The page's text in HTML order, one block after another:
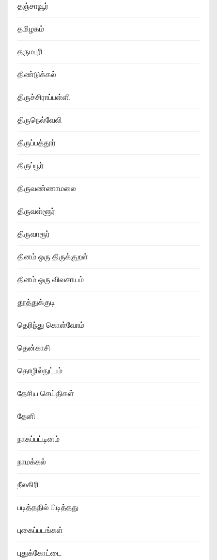
தஞ்சாவூர்
தமிழகம்
தருமபுரி
திண்டுக்கல்
திருச்சிராப்பள்ளி
திருநெல்வேலி
திருப்பத்தூர்
திருப்பூர்
திருவண்ணாமலை
திருவள்ளூர்
திருவாரூர்
தினம் ஒரு திருக்குறள்
தினம் ஒரு விவசாயம்
தூத்துக்குடி
தெரிந்து கொள்வோம்
தென்காசி
தொழில்நுட்பம்
தேசிய செய்திகள்
தேனி
நாகப்பட்டினம்
நாமக்கல்
நீலகிரி
படித்ததில் பிடித்தது
புகைப்படங்கள்
புதுக்கோட்டை